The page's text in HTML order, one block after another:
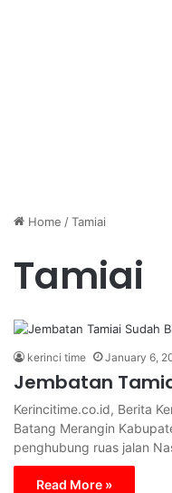
Home /Tamiai
Tamiai
kerinci time January 6,
Jembatan
Kerincitime.co.id, Berita
Batang Merangin
penghubung ruas jalan
Read More »